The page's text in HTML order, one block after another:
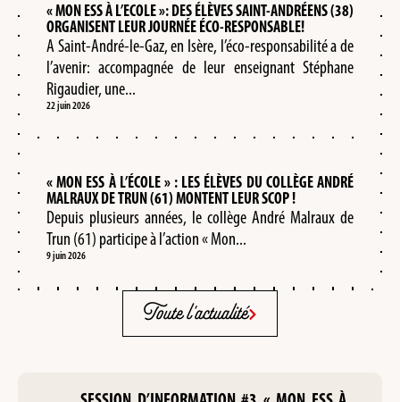
« MON ESS À L’ECOLE »: DES ÉLÈVES SAINT-ANDRÉENS (38)
ORGANISENT LEUR JOURNÉE ÉCO-RESPONSABLE!
A Saint-André-le-Gaz, en Isère, l’éco-responsabilité a de
l’avenir: accompagnée de leur enseignant Stéphane
Rigaudier, une...
22 juin 2026
« MON ESS À L’ÉCOLE » : LES ÉLÈVES DU COLLÈGE ANDRÉ
MALRAUX DE TRUN (61) MONTENT LEUR SCOP !
Depuis plusieurs années, le collège André Malraux de
Trun (61) participe à l’action « Mon...
9 juin 2026
Toute l'actualité